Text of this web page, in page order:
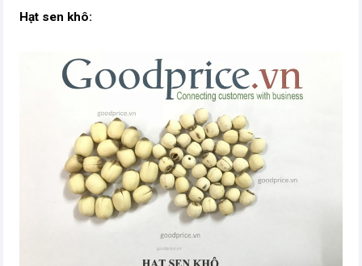
Hạt sen khô: